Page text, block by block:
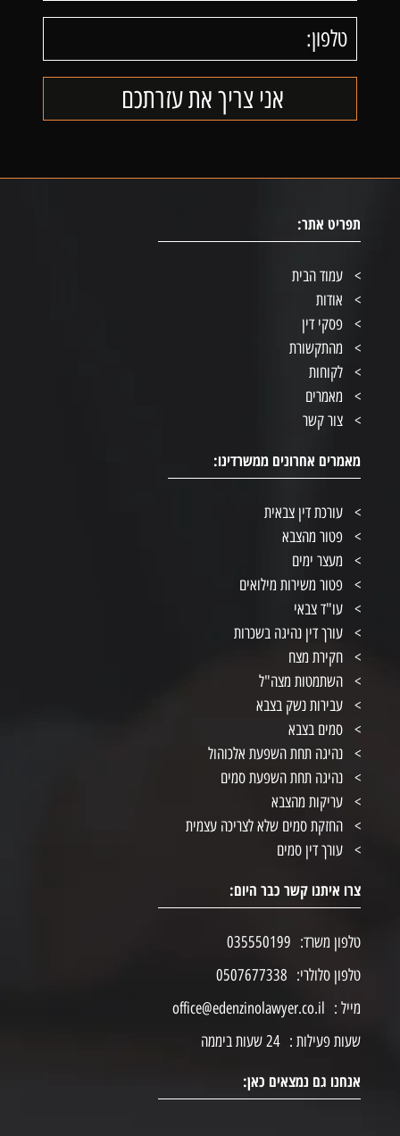
תפריט אתר:
עמוד הבית
אודות
פסקי דין
מהתקשורת
לקוחות
מאמרים
צור קשר
מאמרים אחרונים ממשרדינו:
עורכת דין צבאית
פטור מהצבא
מעצר ימים
פטור משירות מילואים
עו"ד צבאי
עורך דין נהיגה בשכרות
חקירת מצח
השתמטות מצה"ל
עבירות נשק בצבא
סמים בצבא
נהיגה תחת השפעת אלכוהול
נהיגה תחת השפעת סמים
עריקות מהצבא
החזקת סמים שלא לצריכה עצמית
עורך דין סמים
צרו איתנו קשר כבר היום:
טלפון משרד: 035550199
טלפון סלולרי: 0507677338
מייל : office@edenzinolawyer.co.il
שעות פעילות : 24 שעות ביממה
אנחנו גם נמצאים כאן: